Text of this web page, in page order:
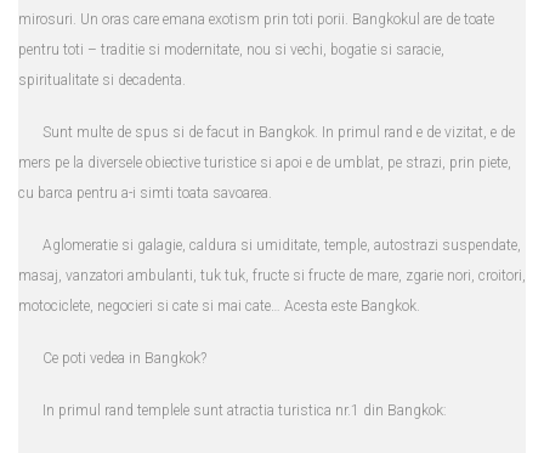
mirosuri. Un oras care emana exotism prin toti porii. Bangkokul are de toate
pentru toti – traditie si modernitate, nou si vechi, bogatie si saracie,
spiritualitate si decadenta.
Sunt multe de spus si de facut in Bangkok. In primul rand e de vizitat, e de
mers pe la diversele obiective turistice si apoi e de umblat, pe strazi, prin piete,
cu barca pentru a-i simti toata savoarea.
Aglomeratie si galagie, caldura si umiditate, temple, autostrazi suspendate,
masaj, vanzatori ambulanti, tuk tuk, fructe si fructe de mare, zgarie nori, croitori,
motociclete, negocieri si cate si mai cate… Acesta este Bangkok.
Ce poti vedea in Bangkok?
In primul rand templele sunt atractia turistica nr.1 din Bangkok: